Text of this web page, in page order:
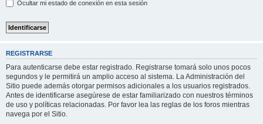
Ocultar mi estado de conexión en esta sesión
REGISTRARSE
Para autenticarse debe estar registrado. Registrarse tomará solo unos pocos
segundos y le permitirá un amplio acceso al sistema. La Administración del
Sitio puede además otorgar permisos adicionales a los usuarios registrados.
Antes de identificarse asegúrese de estar familiarizado con nuestros términos
de uso y políticas relacionadas. Por favor lea las reglas de los foros mientras
navega por el Sitio.